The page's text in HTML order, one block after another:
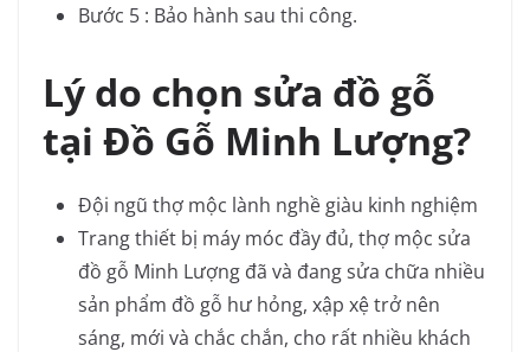
Bước 5 : Bảo hành sau thi công.
Lý do chọn sửa đồ gỗ
tại Đồ Gỗ Minh Lượng?
Đội ngũ thợ mộc lành nghề giàu kinh nghiệm
Trang thiết bị máy móc đầy đủ, thợ mộc sửa
đồ gỗ Minh Lượng đã và đang sửa chữa nhiều
sản phẩm đồ gỗ hư hỏng, xập xệ trở nên
sáng, mới và chắc chắn, cho rất nhiều khách